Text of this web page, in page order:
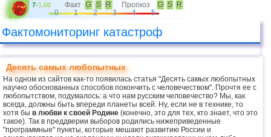
7-1.00 Факт G S R Прогноз G S
R
0
1 2 3 4 5
Фактомониторинг катастроф
Десять самых любопытных
На одном из сайтов как-то появилась статья "Десять самых любопытных
научно обоснованных способов покончить с человечеством". Прочтя ее с
любопытством, подумалось: а что нам русским человечество? Мы, как
всегда, должны быть впереди планеты всей. Ну, если не в технике, то
хотя бы в любви к своей Родине (конечно, это для тех, кто знает, что это
такое). Так в преддверии выборов родились нижеприведенные
"программные" пункты, которые мешают развитию России и